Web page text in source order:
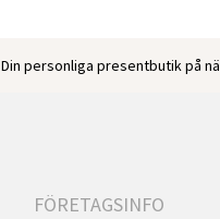
Din personliga presentbutik på
FÖRETAGSINFO